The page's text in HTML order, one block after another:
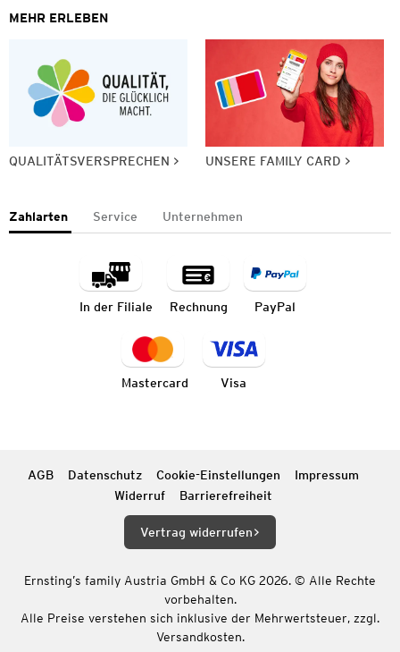
MEHR ERLEBEN
QUALITÄTSVERSPRECHEN UNSERE FAMILY CARD
Zahlarten Service Unternehmen
In der Filiale Rechnung PayPal
Mastercard Visa
AGB Datenschutz Cookie-Einstellungen
Impressum
Widerruf
Barrierefreiheit
Vertrag widerrufen
Ernsting’s family Austria GmbH & Co KG 2026. © Alle Rechte
vorbehalten.
Alle Preise verstehen sich inklusive der Mehrwertsteuer, zzgl.
Versandkosten.